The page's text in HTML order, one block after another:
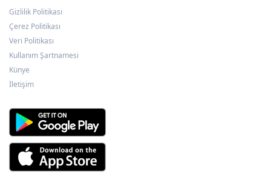
Gizlilik Politikası
Çerez Politikası
Veri Politikası
Kullanım Şartnamesi
Künye
İletişim